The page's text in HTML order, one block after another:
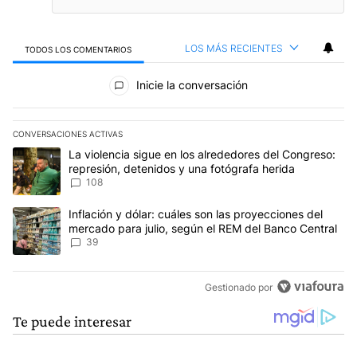
TODOS LOS COMENTARIOS LOS MÁS RECIENTES
Todos los comentarios
Inicie la conversación
CONVERSACIONES ACTIVAS
Este listado muestra los artículos con más comentarios en los
Un artículo de tendencia con el título "La violencia sigue en los
La violencia sigue en los alrededores del Congreso:
represión, detenidos y una fotógrafa herida
108
Un artículo de tendencia con el título "Inflación y dólar: cuáles
Inflación y dólar: cuáles son las proyecciones del
mercado para julio, según el REM del Banco Central
39
Gestionado por